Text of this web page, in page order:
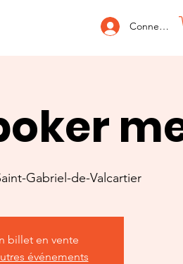
Connexion
Gabriel-de-Valcartier
billet en vente
événements